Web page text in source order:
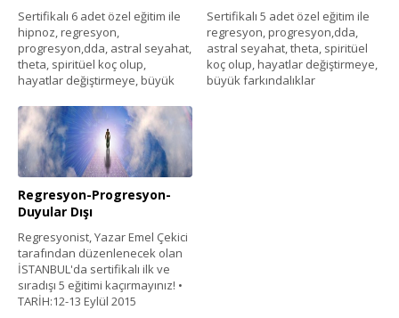
Sertifikalı 6 adet özel eğitim ile
hipnoz, regresyon,
progresyon,dda, astral seyahat,
theta, spiritüel koç olup,
hayatlar değiştirmeye, büyük
Sertifikalı 5 adet özel eğitim ile
regresyon, progresyon,dda,
astral seyahat, theta, spiritüel
koç olup, hayatlar değiştirmeye,
büyük farkındalıklar
Regresyon-Progresyon-
Duyular Dışı
Regresyonist, Yazar Emel Çekici
tarafından düzenlenecek olan
İSTANBUL'da sertifikalı ilk ve
sıradışı 5 eğitimi kaçırmayınız! •
TARİH:12-13 Eylül 2015